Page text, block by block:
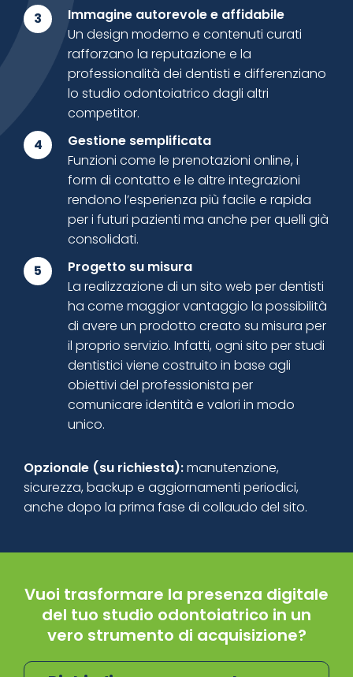
3
Immagine autorevole e affidabile
Un design moderno e contenuti curati
rafforzano la reputazione e la
professionalità dei dentisti e differenziano
lo studio odontoiatrico dagli altri
competitor.
4
Gestione semplificata
Funzioni come le prenotazioni online, i
form di contatto e le altre integrazioni
rendono l’esperienza più facile e rapida
per i futuri pazienti ma anche per quelli già
consolidati.
5
Progetto su misura
La realizzazione di un sito web per dentisti
ha come maggior vantaggio la possibilità
di avere un prodotto creato su misura per
il proprio servizio. Infatti, ogni sito per studi
dentistici viene costruito in base agli
obiettivi del professionista per
comunicare identità e valori in modo
unico.
Opzionale (su richiesta):manutenzione,
sicurezza, backup e aggiornamenti periodici,
anche dopo la prima fase di collaudo del sito.
Vuoi trasformare la presenza digitale
del tuo studio odontoiatrico in un
vero strumento di acquisizione?